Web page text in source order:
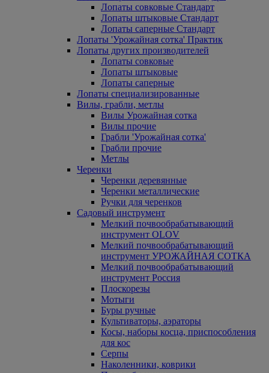
Лопаты совковые Стандарт
Лопаты штыковые Стандарт
Лопаты саперные Стандарт
Лопаты 'Урожайная сотка' Практик
Лопаты других производителей
Лопаты совковые
Лопаты штыковые
Лопаты саперные
Лопаты специализированные
Вилы, грабли, метлы
Вилы Урожайная сотка
Вилы прочие
Грабли 'Урожайная сотка'
Грабли прочие
Метлы
Черенки
Черенки деревянные
Черенки металлические
Ручки для черенков
Садовый инструмент
Мелкий почвообрабатывающий
инструмент OLOV
Мелкий почвообрабатывающий
инструмент УРОЖАЙНАЯ СОТКА
Мелкий почвообрабатывающий
инструмент Россия
Плоскорезы
Мотыги
Буры ручные
Культиваторы, аэраторы
Косы, наборы косца, приспособления
для кос
Серпы
Наколенники, коврики